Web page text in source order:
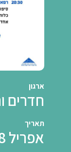
ארגון
חדרים
תאריך
אפריל 28, 2025